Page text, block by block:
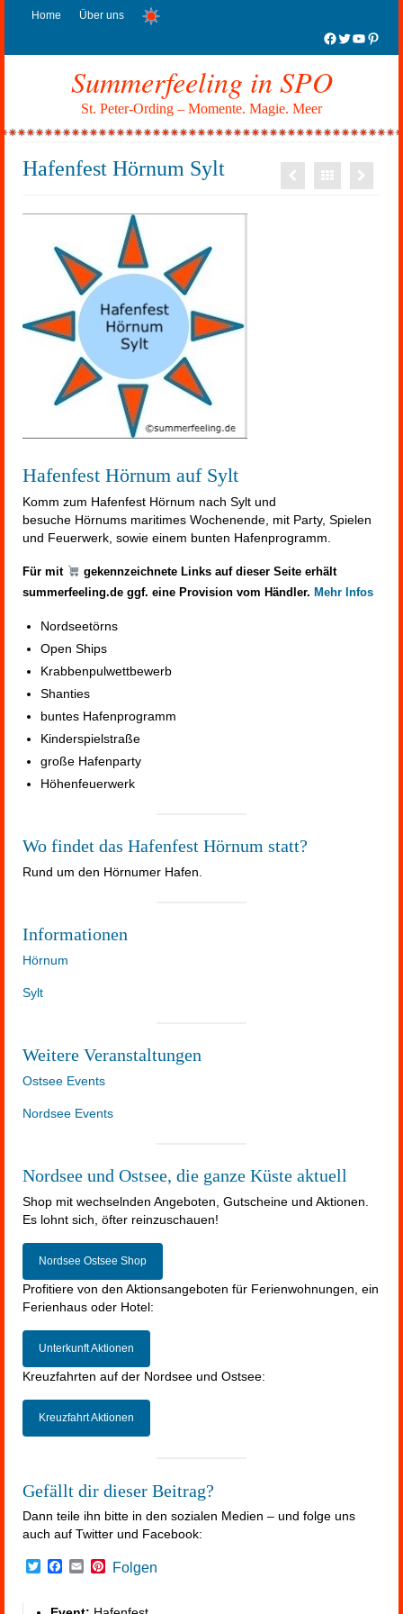
Home Über uns
Facebook
Twitter
Summerfeeling in SPO
St. Peter-Ording – Momente. Magie. Meer
Hafenfest Hörnum Sylt
Hafenfest Hörnum auf Sylt
Komm zum Hafenfest Hörnum nach Sylt und
besuche Hörnums maritimes Wochenende, mit Party, Spielen
und Feuerwerk, sowie einem bunten Hafenprogramm.
Für mit
gekennzeichnete Links auf dieser Seite erhält
summerfeeling.de ggf. eine Provision vom Händler. Mehr Infos
Nordseetörns
Open Ships
Krabbenpulwettbewerb
Shanties
buntes Hafenprogramm
Kinderspielstraße
große Hafenparty
Höhenfeuerwerk
Wo findet das Hafenfest Hörnum statt?
Rund um den Hörnumer Hafen.
Informationen
Hörnum
Sylt
Weitere Veranstaltungen
Ostsee Events
Nordsee Events
Nordsee und Ostsee, die ganze Küste aktuell
Shop mit wechselnden Angeboten, Gutscheine und Aktionen.
Es lohnt sich, öfter reinzuschauen!
Nordsee Ostsee Shop
Profitiere von den Aktionsangeboten für Ferienwohnungen, ein
Ferienhaus oder Hotel:
Unterkunft Aktionen
Kreuzfahrten auf der Nordsee und Ostsee:
Kreuzfahrt Aktionen
Gefällt dir dieser Beitrag?
Dann teile ihn bitte in den sozialen Medien – und folge uns
auch auf Twitter und Facebook:
TwitterFacebook
EmailPinterest
Folgen